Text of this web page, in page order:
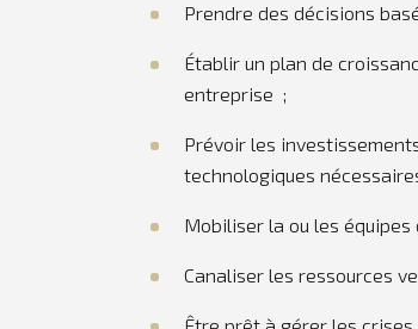
Prendre des décisions
Établir un plan de
entreprise ;
Prévoir les
technologiques
Mobiliser la ou les équipes
Canaliser les ressources